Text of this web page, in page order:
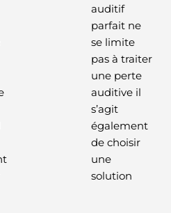
auditif
parfait ne
se limite
pas à traiter
une perte
auditive il
s’agit
également
de choisir
une
solution